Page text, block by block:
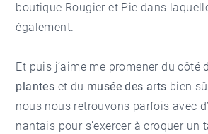
boutique Rougier et Pie dans
également.
Et puis j’aime me promener du côté
plantes et du musée des arts bien
nous nous retrouvons parfois avec
nantais pour s’exercer à croquer un